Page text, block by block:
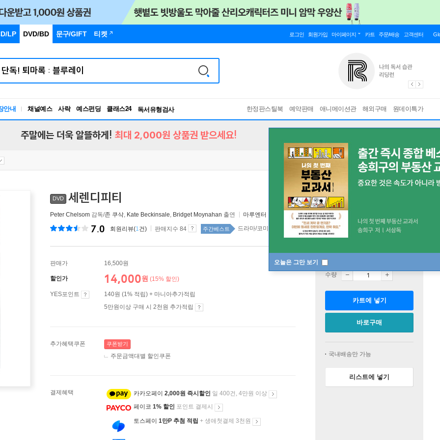
LP DVD/BD 문구/GIFT 티켓 로그인 회원가입 마이페이지 카트 주문/배송 고객센터
안내 채널예스 사락 예스펀딩 클래스24
독서유형검사
RBTI Lab
한정판스틸북 예약판매 애니메이션관 해외구매 원데이특가
오늘은 그만 보기
주말에는 더욱 알뜰하게! 최대 2,000원 상품권 받으세요!
DVD 세렌디피티
Peter Chelsom 감독/존 쿠삭, Kate Beckinsale, Bridget Moynahan 출연 마루엔터 2011년 02월 15일 원서 :
7.0 회원리뷰(1건) 판매지수 84 주간베스트 드라마/코미디 179위
판매가 16,500원
할인가 14,000원 (15% 할인)
YES포인트
140원 (1% 적립) + 마니아추가적립
5만원이상 구매 시 2천원 추가적립
추가혜택쿠폰 쿠폰받기
주문금액대별 할인쿠폰
결제혜택 카카오페이 2,000원 즉시할인 일 400건, 4만원 이상
페이코 1% 할인 포인트 결제시
토스페이 1만P 추첨 적립 + 생애첫결제 3천원
판매중
수량
카트에 넣기
바로구매
국내배송만 가능
리스트에 넣기